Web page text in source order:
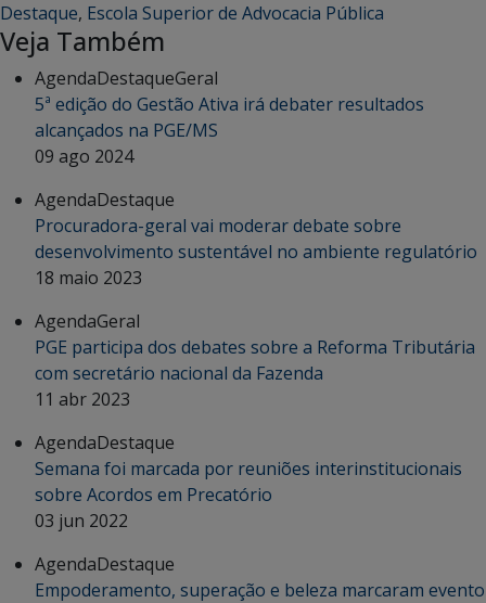
Destaque, Escola Superior de Advocacia Pública
Veja Também
AgendaDestaqueGeral
5ª edição do Gestão Ativa irá debater resultados
alcançados na PGE/MS
09 ago 2024
AgendaDestaque
Procuradora-geral vai moderar debate sobre
desenvolvimento sustentável no ambiente regulatório
18 maio 2023
AgendaGeral
PGE participa dos debates sobre a Reforma Tributária
com secretário nacional da Fazenda
11 abr 2023
AgendaDestaque
Semana foi marcada por reuniões interinstitucionais
sobre Acordos em Precatório
03 jun 2022
AgendaDestaque
Empoderamento, superação e beleza marcaram evento